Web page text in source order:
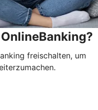
freischalten, um